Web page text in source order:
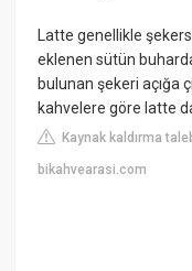
Latte genellikle
eklenen sütün
bulunan şekeri açığa
kahvelere göre latte
Kaynak kaldırma
bikahvearasi.com